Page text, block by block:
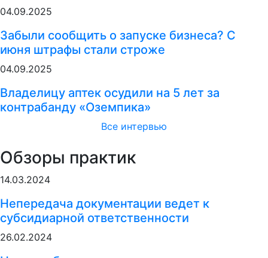
04.09.2025
Забыли сообщить о запуске бизнеса? С
июня штрафы стали строже
04.09.2025
Владелицу аптек осудили на 5 лет за
контрабанду «Оземпика»
Все интервью
Обзоры практик
14.03.2024
Непередача документации ведет к
субсидиарной ответственности
26.02.2024